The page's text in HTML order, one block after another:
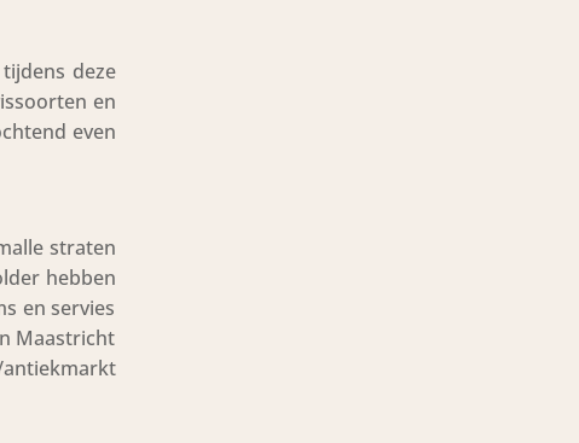
deze
en
even
straten
hebben
en servies
Maastricht